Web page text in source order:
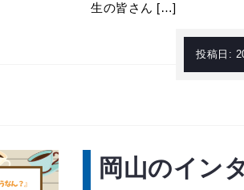
生の皆さん […]
投稿日:
岡山のイン